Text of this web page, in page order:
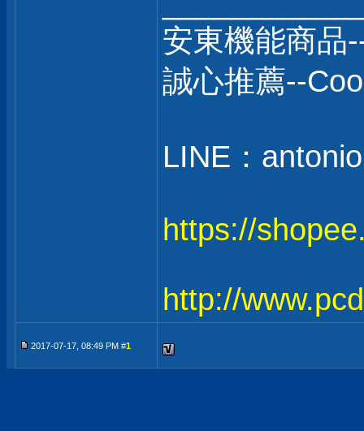
安東機能商品
誠心推薦--
LINE：
https://
http://
2017-07-17, 08:49 PM #1